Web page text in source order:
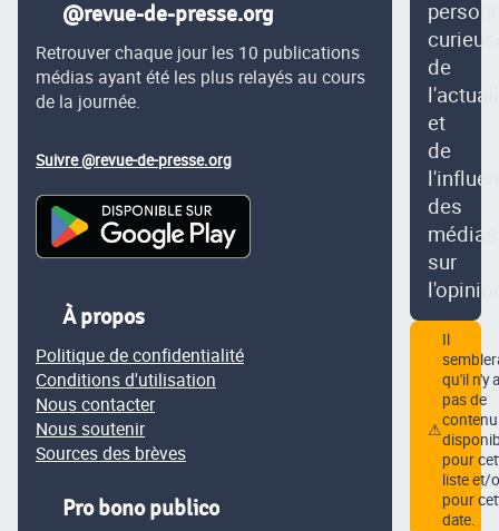
@revue-de-presse.org
Retrouver chaque jour les 10 publications
médias ayant été les plus relayés au cours
de la journée.
Suivre @revue-de-presse.org
À propos
Politique de confidentialité
Conditions d'utilisation
Nous contacter
Nous soutenir
Sources des brèves
Pro bono publico
de
et
de
des
médias
sur
⚠
Il
qu'il n'y a
pas de
contenu
pour
liste et/
pour
date.